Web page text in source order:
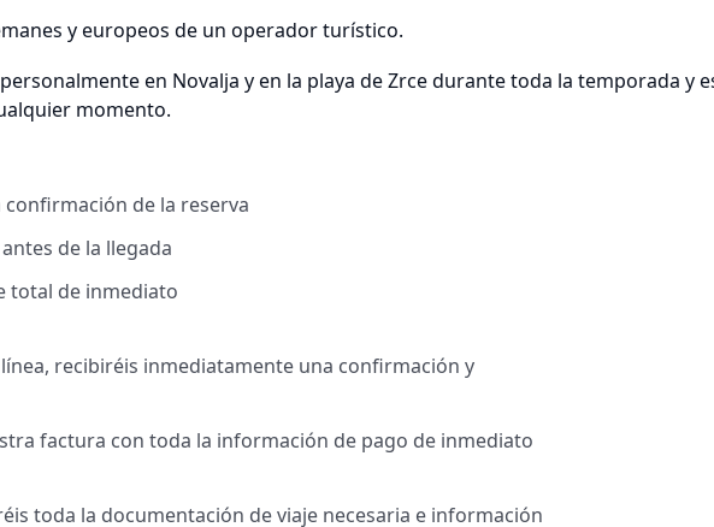
y europeos de un operador turístico.
en Novalja y en la playa de Zrce durante toda la temporada y
momento.
de la reserva
de la llegada
total de inmediato
recibiréis inmediatamente una confirmación y
factura con toda la información de pago de inmediato
toda la documentación de viaje necesaria e información